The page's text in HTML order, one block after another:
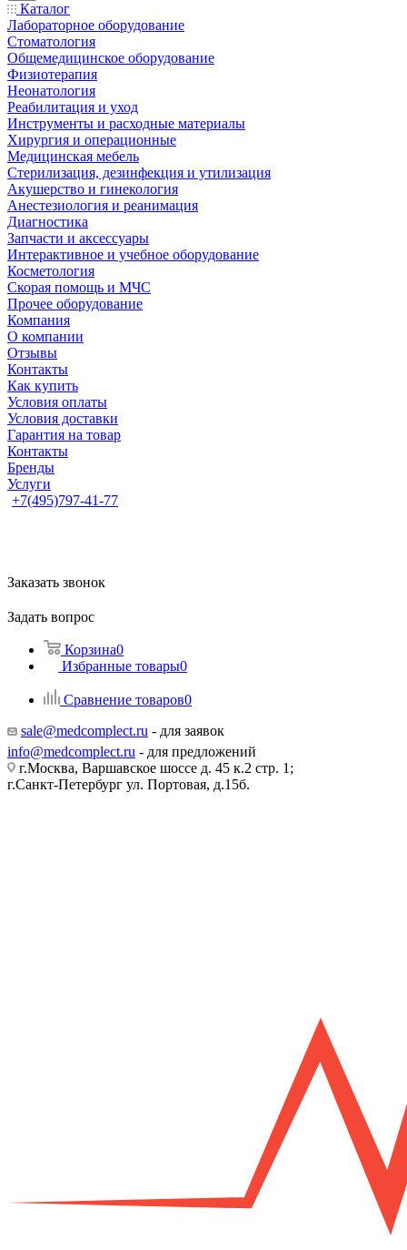
Каталог
Лабораторное оборудование
Стоматология
Общемедицинское оборудование
Физиотерапия
Неонатология
Реабилитация и уход
Инструменты и расходные материалы
Хирургия и операционные
Медицинская мебель
Стерилизация, дезинфекция и утилизация
Акушерство и гинекология
Анестезиология и реанимация
Диагностика
Запчасти и аксессуары
Интерактивное и учебное оборудование
Косметология
Скорая помощь и МЧС
Прочее оборудование
Компания
О компании
Отзывы
Контакты
Как купить
Условия оплаты
Условия доставки
Гарантия на товар
Контакты
Бренды
Услуги
+7(495)797-41-77
Заказать звонок
Задать вопрос
Корзина0
Избранные товары0
Сравнение товаров0
sale@medcomplect.ru - для заявок
info@medcomplect.ru - для предложений
г.Москва, Варшавское шоссе д. 45 к.2 стр. 1;
г.Санкт-Петербург ул. Портовая, д.15б.